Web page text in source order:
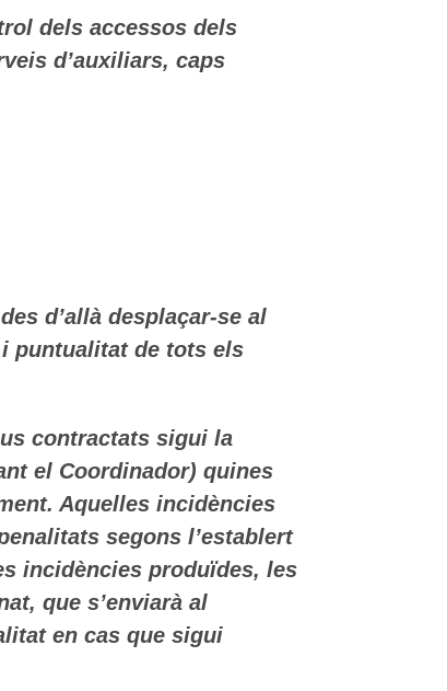
dels accessos dels
d’auxiliars, caps
d’allà desplaçar-se al
puntualitat de tots els
contractats sigui la
el Coordinador) quines
Aquelles incidències
segons l’establert
incidències produïdes, les
que s’enviarà al
en cas que sigui